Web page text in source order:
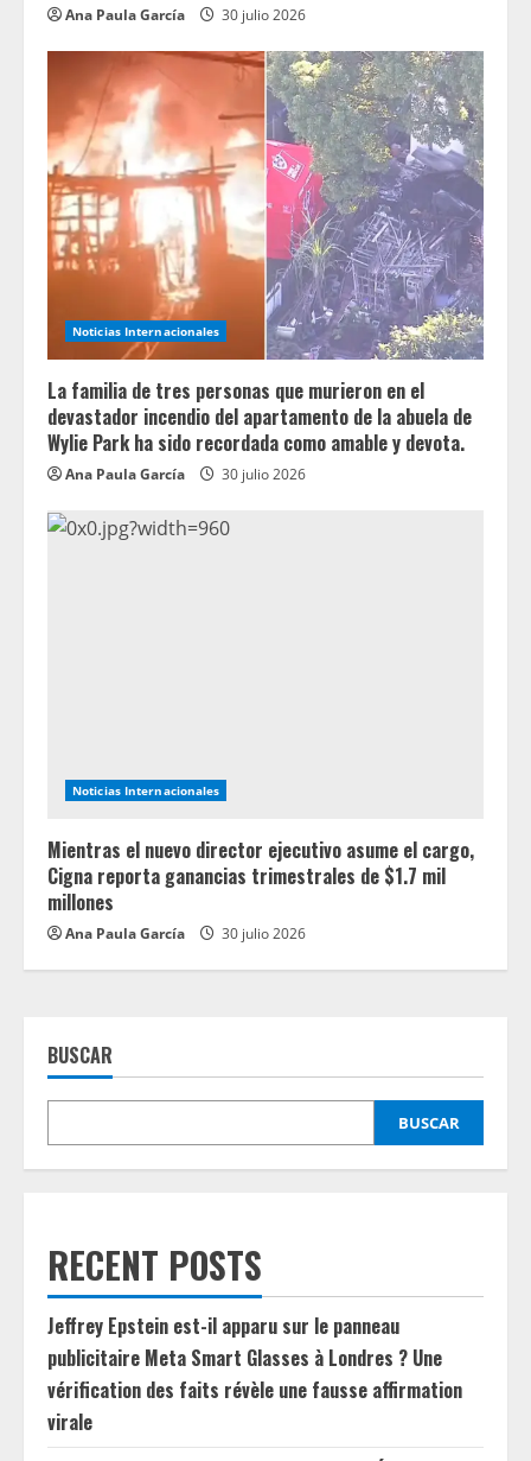
Ana Paula García 30 julio 2026
Noticias Internacionales
La familia de tres personas que murieron en el
devastador incendio del apartamento de la abuela de
Wylie Park ha sido recordada como amable y devota.
Ana Paula García 30 julio 2026
Noticias Internacionales
Mientras el nuevo director ejecutivo asume el cargo,
Cigna reporta ganancias trimestrales de $1.7 mil
millones
Ana Paula García 30 julio 2026
BUSCAR
BUSCAR
RECENT POSTS
Jeffrey Epstein est-il apparu sur le panneau
publicitaire Meta Smart Glasses à Londres ? Une
vérification des faits révèle une fausse affirmation
virale